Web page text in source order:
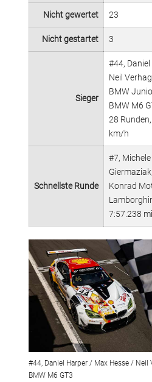
Nicht gewertet 23
Nicht gestartet 3
Sieger
#44,
Neil
BMW
BMW M6
28
km/h
Schnellste Runde
#7,
Giermaziak,
Konrad
7:57.238
#44, Daniel Harper / Max Hesse / Neil
BMW M6 GT3